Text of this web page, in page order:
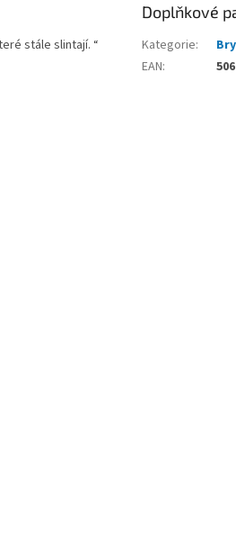
stále slintají. “
Doplňkové
Kategorie:
EAN: